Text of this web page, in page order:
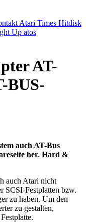
Atari Times Hitdisk
Up atos
AT-
BUS-
auch AT-Bus
her. Hard &
auch Atari nicht
SCSI-Festplatten bzw.
zu haben. Um den
zu gestalten,